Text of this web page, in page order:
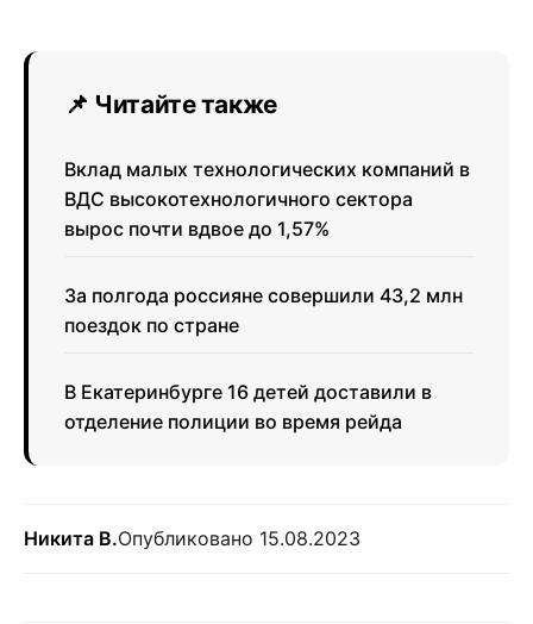
📌 Читайте также
Вклад малых технологических компаний в
ВДС высокотехнологичного сектора
вырос почти вдвое до 1,57%
За полгода россияне совершили 43,2 млн
поездок по стране
В Екатеринбурге 16 детей доставили в
отделение полиции во время рейда
Никита В.Опубликовано 15.08.2023